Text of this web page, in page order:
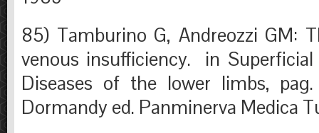
85) Tamburino G, Andreozzi GM:
venous insufficiency. in Superficial
Diseases of the lower limbs,
Dormandy ed. Panminerva Medica